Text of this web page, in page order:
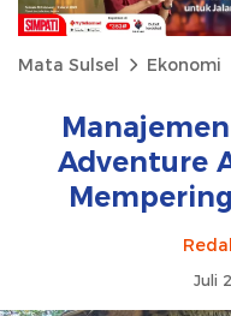
Mata Sulsel Ekonomi
Adventure
Juli